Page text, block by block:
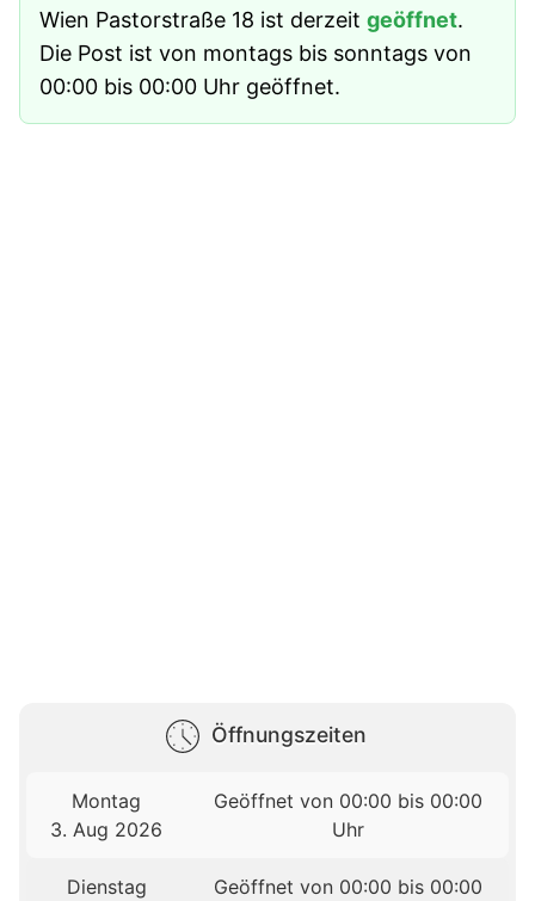
Wien Pastorstraße 18 ist derzeit geöffnet.
Die Post ist von montags bis sonntags von
00:00 bis 00:00 Uhr geöffnet.
Öffnungszeiten
Montag
3. Aug 2026
Geöffnet von 00:00 bis 00:00
Uhr
Dienstag
Geöffnet von 00:00 bis 00:00